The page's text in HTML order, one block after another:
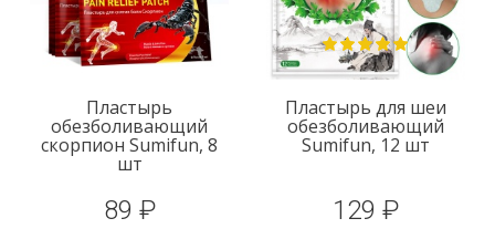
Пластырь
обезболивающий
скорпион Sumifun, 8
шт
89 ₽
Пластырь для шеи
обезболивающий
Sumifun, 12 шт
129 ₽